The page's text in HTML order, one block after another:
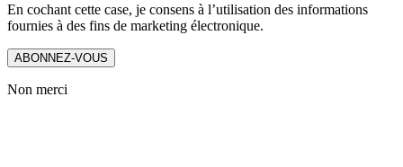
En cochant cette case, je consens à l’utilisation des informations
fournies à des fins de marketing électronique.
ABONNEZ-VOUS
Non merci